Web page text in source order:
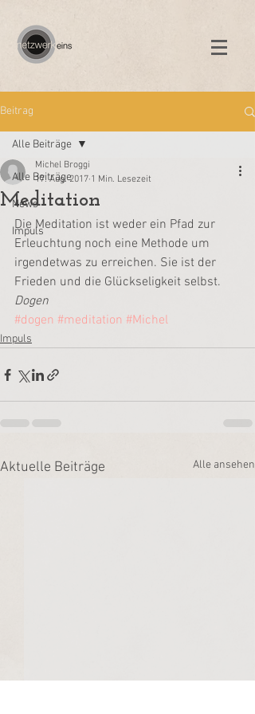
Beitrag
Alle Beiträge
News
Impuls
Alle Beiträge
Meditation
Michel Broggi
17. Aug. 2017 1 Min. Lesezeit
Die Meditation ist weder ein Pfad zur
Erleuchtung noch eine Methode um
irgendetwas zu erreichen. Sie ist der
Frieden und die Glückseligkeit selbst.
Dogen
#dogen #meditation #Michel
Impuls
Aktuelle Beiträge Alle ansehen